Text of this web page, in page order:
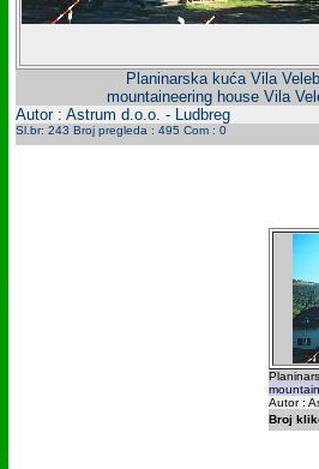
Planinarska kuća Vila
mountaineering house Vila
Autor : Astrum d.o.o. - Ludbreg
Sl.br: 243 Broj pregleda : 495 Com : 0
Autor :
Broj